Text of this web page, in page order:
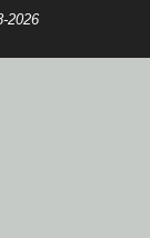
2026